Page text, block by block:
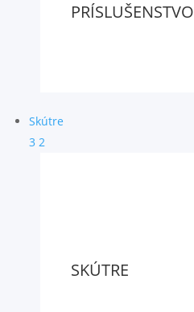
PRÍSLUŠENSTVO
Skútre
3 2
SKÚTRE